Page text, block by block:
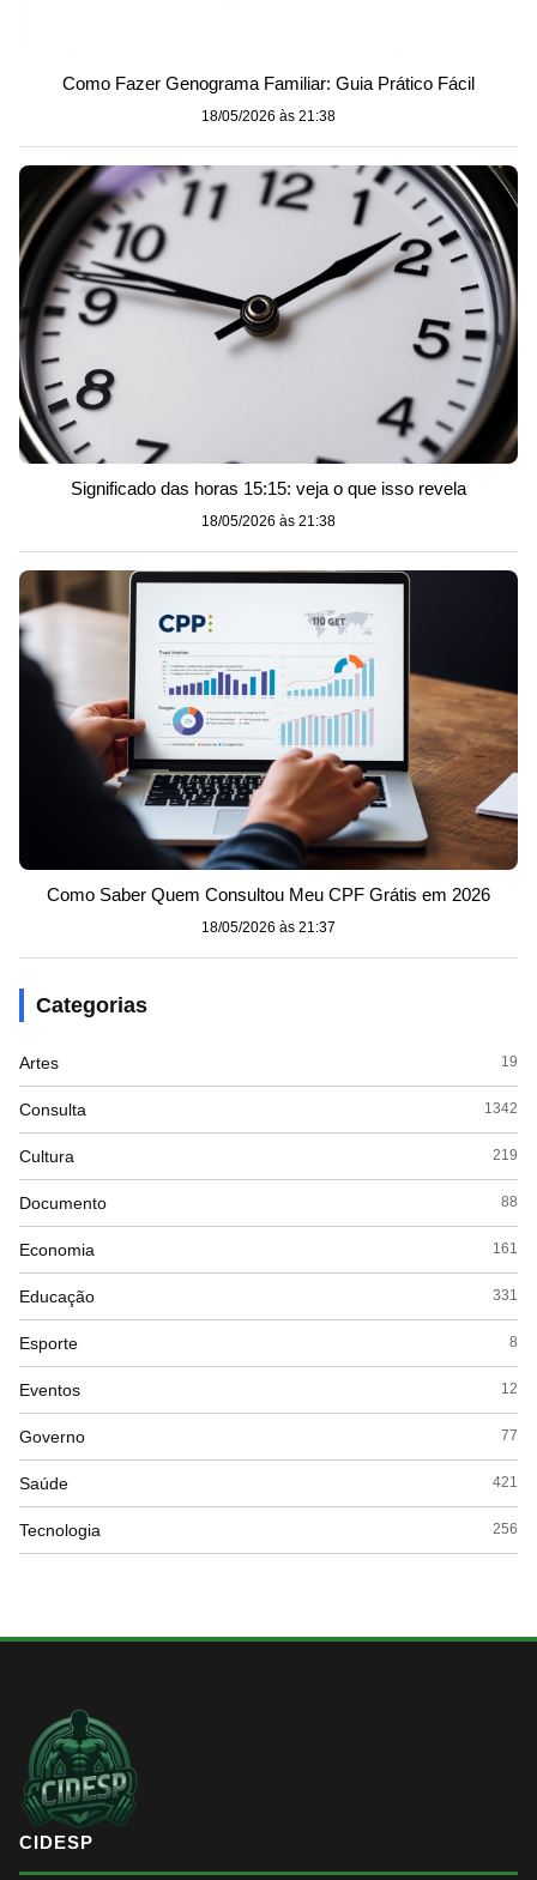
Como Fazer Genograma Familiar: Guia Prático Fácil
18/05/2026 às 21:38
Significado das horas 15:15: veja o que isso revela
18/05/2026 às 21:38
Como Saber Quem Consultou Meu CPF Grátis em 2026
18/05/2026 às 21:37
Categorias
Artes 19
Consulta 1342
Cultura 219
Documento 88
Economia 161
Educação 331
Esporte 8
Eventos 12
Governo 77
Saúde 421
Tecnologia 256
CIDESP